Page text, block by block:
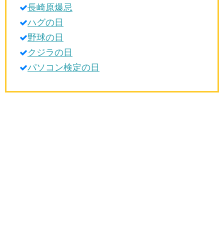
長崎原爆忌
ハグの日
野球の日
クジラの日
パソコン検定の日
サイト情報